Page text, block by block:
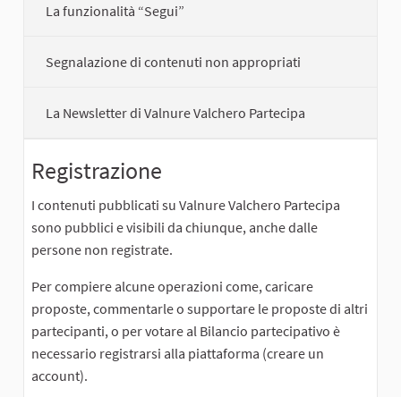
La funzionalità “Segui”
Segnalazione di contenuti non appropriati
La Newsletter di Valnure Valchero Partecipa
Registrazione
I contenuti pubblicati su Valnure Valchero Partecipa
sono pubblici e visibili da chiunque, anche dalle
persone non registrate.
Per compiere alcune operazioni come, caricare
proposte, commentarle o supportare le proposte di altri
partecipanti, o per votare al Bilancio partecipativo è
necessario registrarsi alla piattaforma (creare un
account).